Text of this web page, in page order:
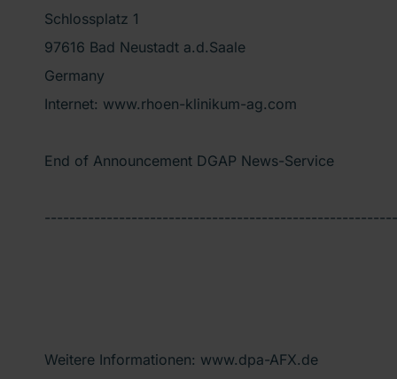
Schlossplatz 1
97616 Bad Neustadt a.d.Saale
Germany
Internet: www.rhoen-klinikum-ag.com
End of Announcement DGAP News-Service
Weitere Informationen: www.dpa-AFX.de